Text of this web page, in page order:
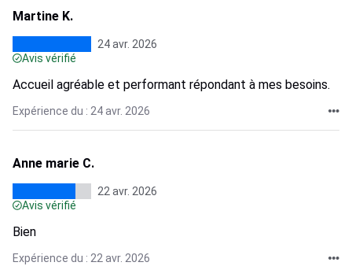
Martine K.
24 avr. 2026
Avis vérifié
Accueil agréable et performant répondant à mes besoins.
Expérience du : 24 avr. 2026
Anne marie C.
22 avr. 2026
Avis vérifié
Bien
Expérience du : 22 avr. 2026